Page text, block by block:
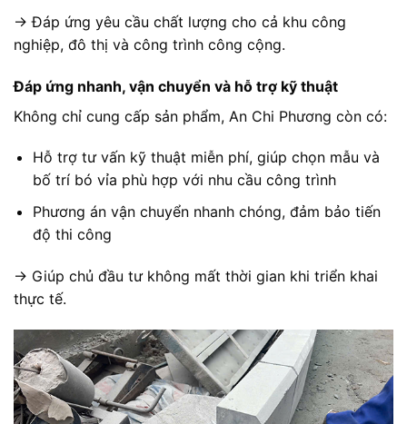
→ Đáp ứng yêu cầu chất lượng cho cả khu công
nghiệp, đô thị và công trình công cộng.
Đáp ứng nhanh, vận chuyển và hỗ trợ kỹ thuật
Không chỉ cung cấp sản phẩm, An Chi Phương còn có:
Hỗ trợ tư vấn kỹ thuật miễn phí, giúp chọn mẫu và
bố trí bó vỉa phù hợp với nhu cầu công trình
Phương án vận chuyển nhanh chóng, đảm bảo tiến
độ thi công
→ Giúp chủ đầu tư không mất thời gian khi triển khai
thực tế.